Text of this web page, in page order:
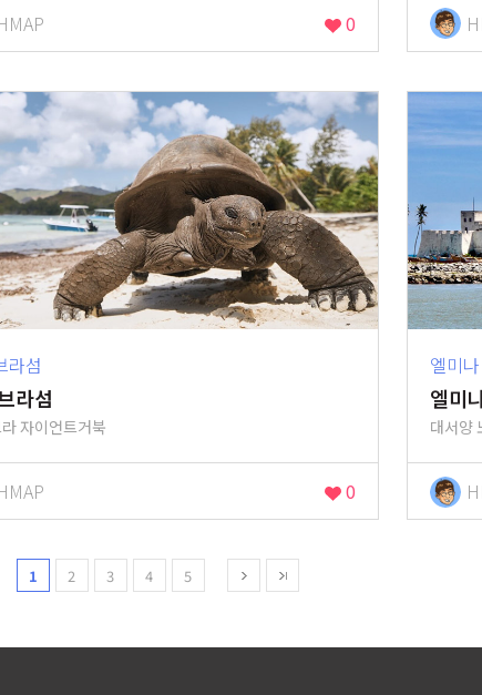
0
라섬
라섬
자이언트거북
0
엘미나
엘미
대서양
1 2 3 4 5